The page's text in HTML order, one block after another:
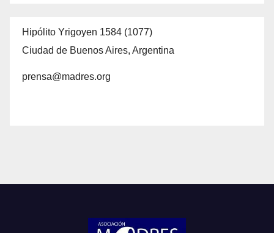
Hipólito Yrigoyen 1584 (1077)
Ciudad de Buenos Aires, Argentina
prensa@madres.org